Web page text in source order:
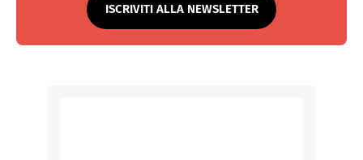
ISCRIVITI ALLA NEWSLETTER